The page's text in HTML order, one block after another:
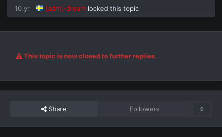
10 yr [adm]-dream locked this topic
This topic is now closed to further replies.
Share Followers 0